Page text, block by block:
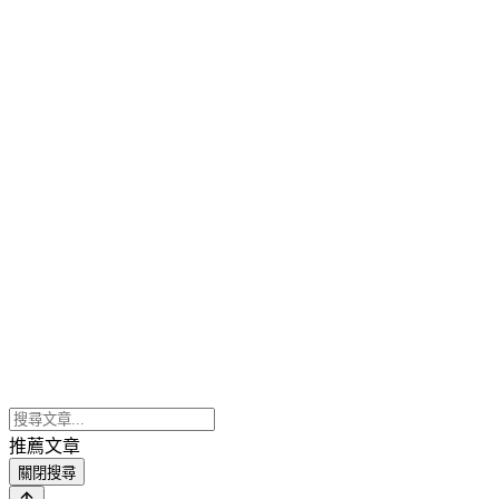
推薦文章
關閉搜尋